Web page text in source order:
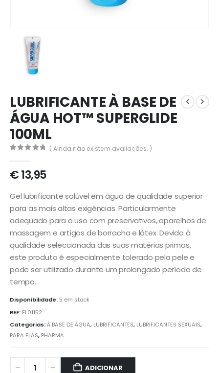
LUBRIFICANTE À BASE DE
ÁGUA HOT™ SUPERGLIDE
100ML
( Ainda não existem avaliações. )
€13,95
Gel lubrificante solúvel em água de qualidade superior
para as mais altas exigências. Particularmente
adequado para o uso com preservativos, aparelhos de
massagem e artigos de borracha e látex.Devido à
qualidade seleccionada das suas matérias primas,
este produto é especialmente tolerado pela pele e
pode ser utilizado durante um prolongado período de
tempo.
Disponibilidade: 5 em stock
REF: FL01152
Categorias:À BASE DE ÁGUA, LUBRIFICANTES, LUBRIFICANTES SEXUAIS,
PARA ELAS, PHARMA
ADICIONAR